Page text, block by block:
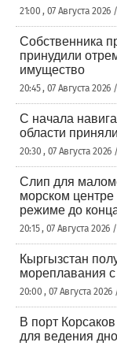
21:00 , 07 Августа 2026
Собственника
принудили
имущество
20:45 , 07 Августа 2026
С начала
области
20:30 , 07 Августа
Слип для
морском центре
режиме до
20:15 , 07 Августа 2026
Кыргызстан
мореплавания
20:00 , 07 Августа
В порт
для ведения